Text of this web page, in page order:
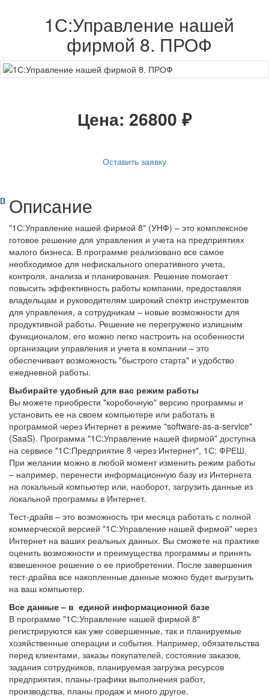
1С:Управление нашей
фирмой 8. ПРОФ
Цена: 26800 ₽
Оставить заявку
Описание
"1С:Управление нашей фирмой 8" (УНФ) – это комплексное
готовое решение для управления и учета на предприятиях
малого бизнеса. В программе реализовано все самое
необходимое для нефискального оперативного учета,
контроля, анализа и планирования. Решение помогает
повысить эффективность работы компании, предоставляя
владельцам и руководителям широкий спектр инструментов
для управления, а сотрудникам – новые возможности для
продуктивной работы. Решение не перегружено излишним
функционалом, его можно легко настроить на особенности
организации управления и учета в компании – это
обеспечивает возможность "быстрого старта" и удобство
ежедневной работы.
Выбирайте удобный для вас режим работы
Вы можете приобрести "коробочную" версию программы и
установить ее на своем компьютере или работать в
программой через Интернет в режиме "software-as-a-service"
(SaaS). Программа "1С:Управление нашей фирмой" доступна
на сервисе "1С:Предприятие 8 через Интернет", 1С: ФРЕШ.
При желании можно в любой момент изменить режим работы
– например, перенести информационную базу из Интернета
на локальный компьютер или, наоборот, загрузить данные из
локальной программы в Интернет.
Тест-драйв – это возможность три месяца работать с полной
коммерческой версией "1С:Управление нашей фирмой" через
Интернет на ваших реальных данных. Вы сможете на практике
оценить возможности и преимущества программы и принять
взвешенное решение о ее приобретении. После завершения
тест-драйва все накопленные данные можно будет выгрузить
на ваш компьютер.
Все данные – в единой информационной базе
В программе "1С:Управление нашей фирмой 8"
регистрируются как уже совершенные, так и планируемые
хозяйственные операции и события. Например, обязательства
перед клиентами, заказы покупателей, состояние заказов,
задания сотрудников, планируемая загрузка ресурсов
предприятия, планы-графики выполнения работ,
производства, планы продаж и много другое.